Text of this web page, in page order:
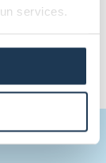
services.